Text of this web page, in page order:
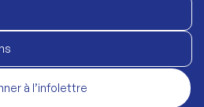
à l’infolettre